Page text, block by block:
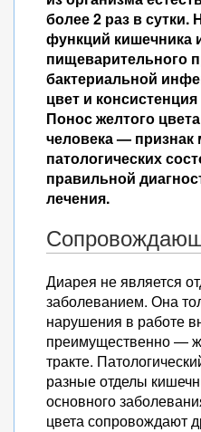
более 2 раз в
функций кишечника
пищеварительного
бактериальной
цвет и
Понос желтого
человека — признак
патологических
правильной
лечения.
Диарея не является
заболеванием. Она
нарушения в работе
преимущественно —
тракте.
разные отделы
основного
цвета сопровождают